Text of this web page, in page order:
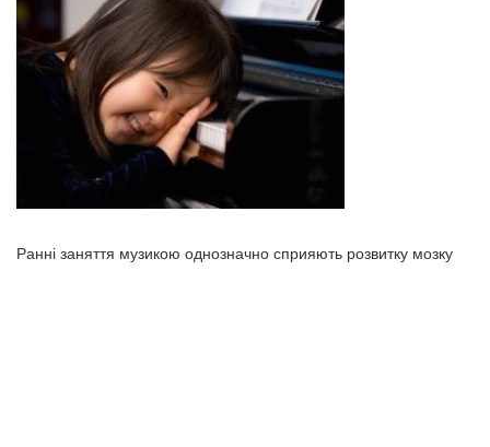
Ранні заняття музикою однозначно сприяють розвитку мозку